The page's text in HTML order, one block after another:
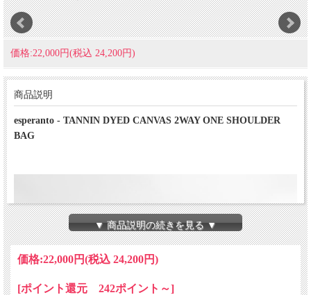
価格:22,000円(税込 24,200円)
商品説明
esperanto - TANNIN DYED CANVAS 2WAY ONE SHOULDER
BAG
▼ 商品説明の続きを見る ▼
価格:22,000円(税込 24,200円)
[ポイント還元 242ポイント～]